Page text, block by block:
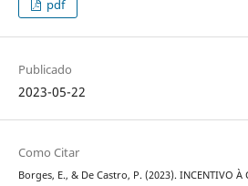
pdf
Publicado
2023-05-22
Como Citar
Borges, E., & De Castro, P. (2023). INCENTIVO À